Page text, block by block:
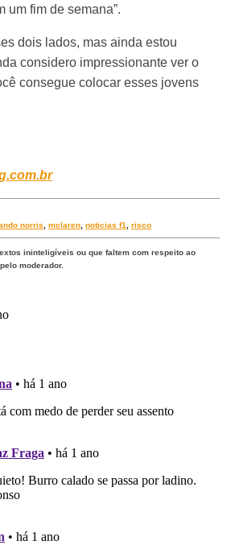
um fim de semana”.
dois lados, mas ainda estou
considero impressionante ver o
consegue colocar esses jovens
norris ,mclaren ,noticias f1 ,risco
ininteligíveis ou que faltem com respeito ao
moderador.